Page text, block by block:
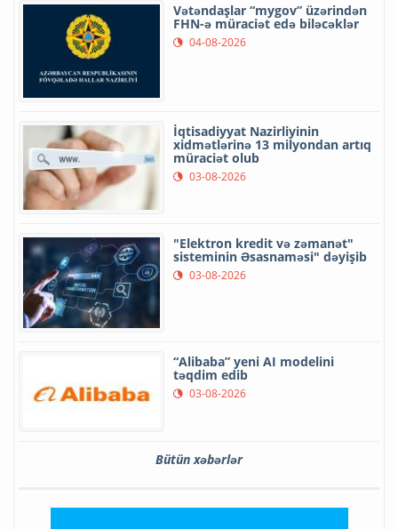
Vətəndaşlar “mygov” üzərindən
FHN-ə müraciət edə biləcəklər
04-08-2026
İqtisadiyyat Nazirliyinin
xidmətlərinə 13 milyondan artıq
müraciət olub
03-08-2026
"Elektron kredit və zəmanət"
sisteminin Əsasnaməsi" dəyişib
03-08-2026
“Alibaba” yeni AI modelini
təqdim edib
03-08-2026
Bütün xəbərlər